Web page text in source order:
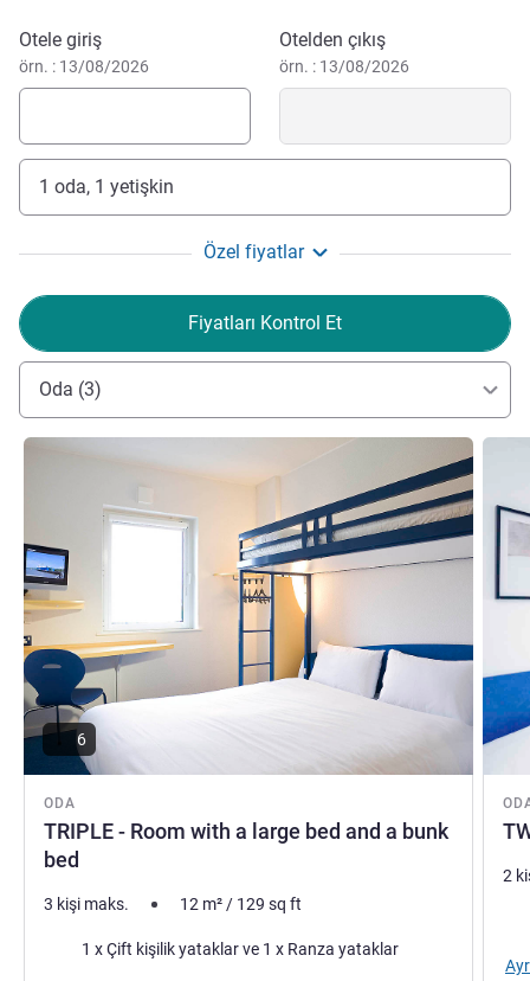
activities, cultural heritage and the Burgundy Canal. We
can't wait to see you!
Bu otelde rezervasyon yaptırın
Otele giriş
örn. : 13/08/2026
Otelden çıkış
örn. : 13/08/2026
1 oda, 1 yetişkin
Özel fiyatlar
Fiyatları Kontrol Et
Oda (3)
ODA
TRIPLE - Room with a large bed and a bunk
bed
Ayrıntıları göster
6
3 kişi maks. 12 m²/ 129 sq ft
1 x Çift kişilik yataklar ve 1 x Ranza yataklar
2